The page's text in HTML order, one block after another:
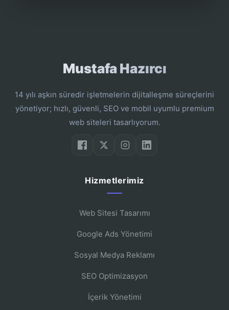
Mustafa Hazırcı
14 yılı aşkın süredir işletmelerin dijitalleşme süreçlerini
yönetiyor; hızlı, güvenli, SEO ve mobil uyumlu premium
web siteleri tasarlıyorum.
Hizmetlerimiz
Web Sitesi Tasarımı
Google Ads Yönetimi
Sosyal Medya Reklamı
SEO Optimizasyon
İçerik Yönetimi